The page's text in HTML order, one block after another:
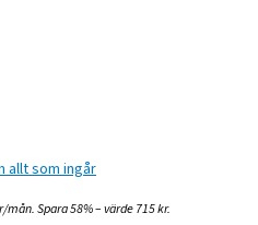
allt som ingår
Spara 58% – värde 715 kr.